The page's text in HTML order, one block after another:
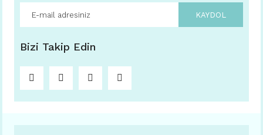
KAYDOL
Bizi Takip Edin